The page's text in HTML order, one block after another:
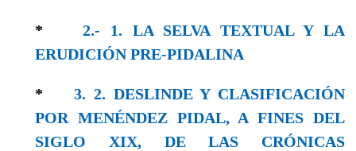
*2.- 1. LA SELVA TEXTUAL Y LA
ERUDICIÓN PRE-PIDALINA
* 3. 2. DESLINDE Y CLASIFICACIÓN
POR MENÉNDEZ PIDAL, A FINES DEL
SIGLO XIX, DE LAS CRÓNICAS